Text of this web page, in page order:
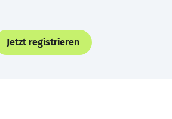
Jetzt registrieren